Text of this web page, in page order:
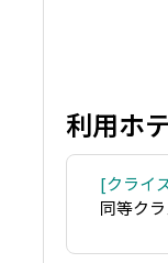
利用ホ
クライ
同等ク